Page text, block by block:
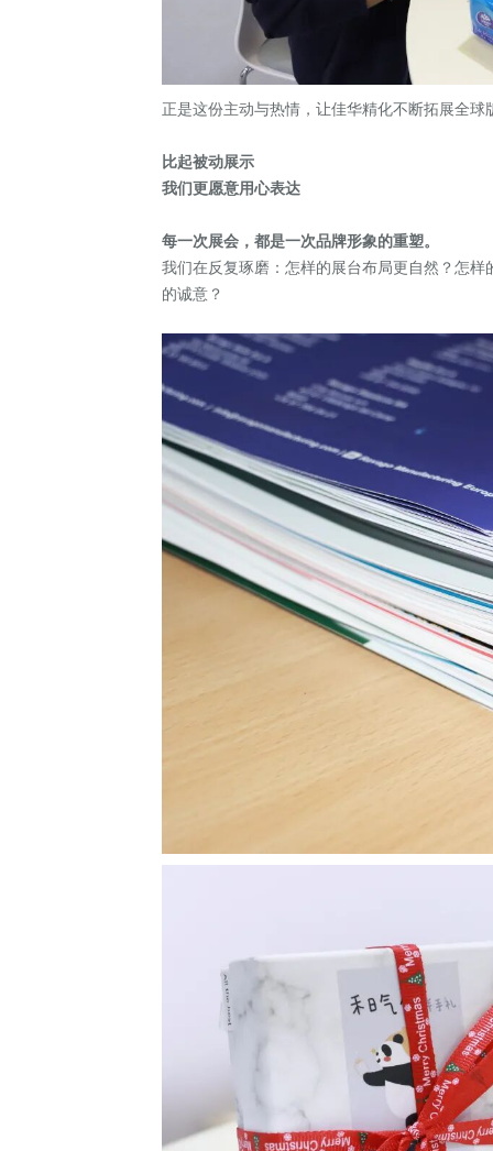
正是这份主动与热情，让佳华精化不断拓展全
比起被动展示
我们更愿意用心表达
每一次展会，都是一次品牌形象的重塑。
我们在反复琢磨：怎样的展台布局更自然？怎
的诚意？